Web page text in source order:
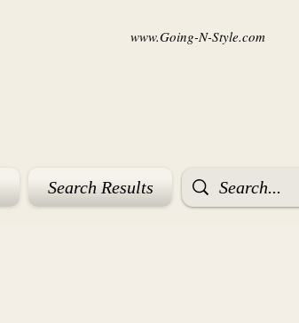
www.Going-N-Style.com
Search Results